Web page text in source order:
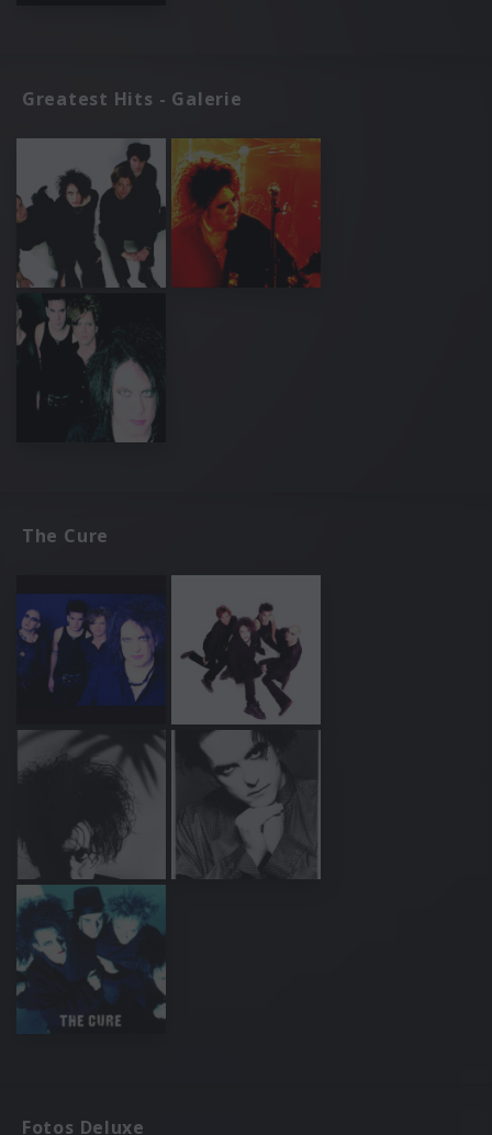
Greatest Hits - Galerie
The Cure
Fotos Deluxe